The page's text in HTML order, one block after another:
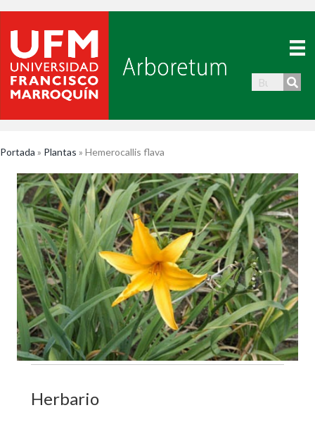
Portada » Plantas » Hemerocallis flava
Herbario